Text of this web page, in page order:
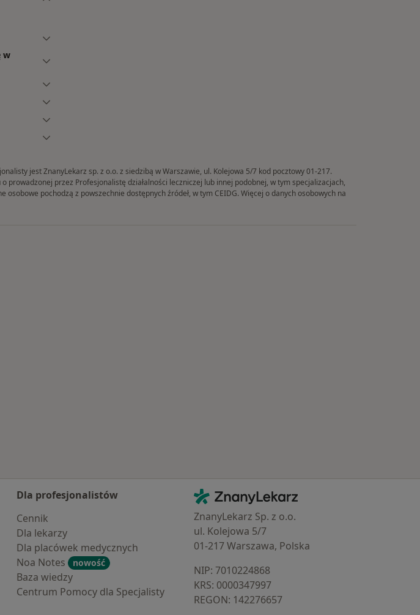
w
jest ZnanyLekarz sp. z o.o. z siedzibą w Warszawie, ul. Kolejowa 5/7 kod pocztowy 01-217.
przez Profesjonalistę działalności leczniczej lub innej podobnej, w tym specjalizacjach,
pochodzą z powszechnie dostępnych źródeł, w tym CEIDG. Więcej o danych osobowych na
Dla profesjonalistów
Cennik
Dla lekarzy
Dla placówek medycznych
Noa Notes
nowość
Baza wiedzy
Centrum Pomocy dla Specjalisty
Kontakt
ZnanyLekarz - Strona główna
ZnanyLekarz Sp. z o.o.
ul. Kolejowa 5/7
01-217 Warszawa, Polska
NIP: ⁠7010224868
KRS: ⁠0000347997
REGON: ⁠142276657